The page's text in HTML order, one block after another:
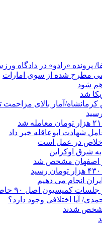
پرونده «رادو» در دادگاه
مطرح شده از سوی امارات
شود
شد
شهادت ابوعاقله خبر داد
در عمل است
شرق اوکراین
انجام می دهیم
اصل ۹۰ حاضر می‌شوند
آیا اختلافی وجود دارد؟